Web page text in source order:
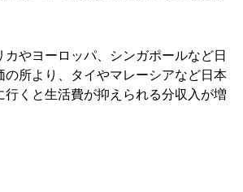
やヨーロッパ、シンガポールなど日
の所より、タイやマレーシアなど日本
行くと生活費が抑えられる分収入が増